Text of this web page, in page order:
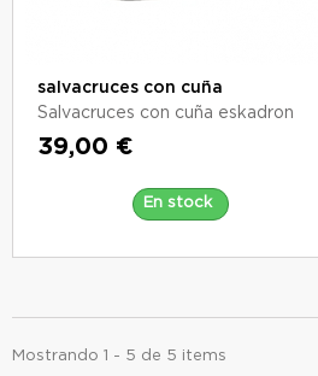
salvacruces con cuña
Salvacruces con cuña eskadron
39,00 €
En stock
Mostrando 1 - 5 de 5 items